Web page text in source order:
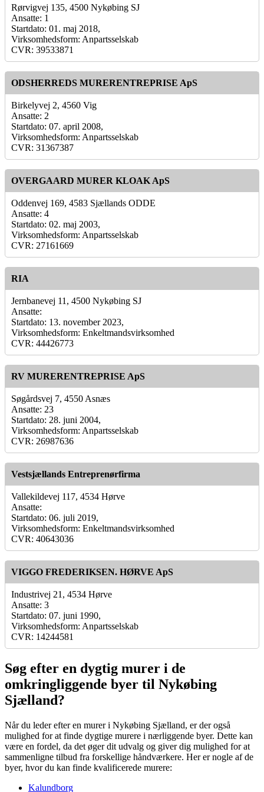
Rørvigvej 135, 4500 Nykøbing SJ
Ansatte: 1
Startdato: 01. maj 2018,
Virksomhedsform: Anpartsselskab
CVR: 39533871
ODSHERREDS MURERENTREPRISE ApS
Birkelyvej 2, 4560 Vig
Ansatte: 2
Startdato: 07. april 2008,
Virksomhedsform: Anpartsselskab
CVR: 31367387
OVERGAARD MURER KLOAK ApS
Oddenvej 169, 4583 Sjællands ODDE
Ansatte: 4
Startdato: 02. maj 2003,
Virksomhedsform: Anpartsselskab
CVR: 27161669
RIA
Jernbanevej 11, 4500 Nykøbing SJ
Ansatte:
Startdato: 13. november 2023,
Virksomhedsform: Enkeltmandsvirksomhed
CVR: 44426773
RV MURERENTREPRISE ApS
Søgårdsvej 7, 4550 Asnæs
Ansatte: 23
Startdato: 28. juni 2004,
Virksomhedsform: Anpartsselskab
CVR: 26987636
Vestsjællands Entreprenørfirma
Vallekildevej 117, 4534 Hørve
Ansatte:
Startdato: 06. juli 2019,
Virksomhedsform: Enkeltmandsvirksomhed
CVR: 40643036
VIGGO FREDERIKSEN. HØRVE ApS
Industrivej 21, 4534 Hørve
Ansatte: 3
Startdato: 07. juni 1990,
Virksomhedsform: Anpartsselskab
CVR: 14244581
Søg efter en dygtig murer i de
omkringliggende byer til Nykøbing
Sjælland?
Når du leder efter en murer i Nykøbing Sjælland, er der også
mulighed for at finde dygtige murere i nærliggende byer. Dette kan
være en fordel, da det øger dit udvalg og giver dig mulighed for at
sammenligne tilbud fra forskellige håndværkere. Her er nogle af de
byer, hvor du kan finde kvalificerede murere:
Kalundborg